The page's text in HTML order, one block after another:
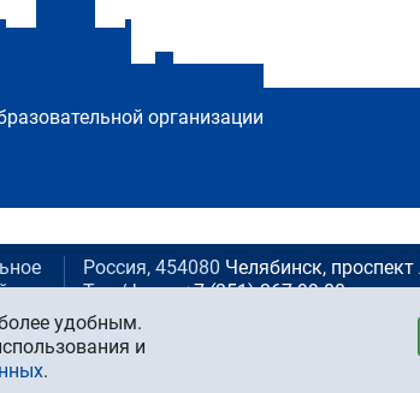
организации
Россия, 454080 Челябинск,
Тел./факс:+7 (351) 267-99-00
E-mail:
Управление маркетинга, брендинга
удобным.
и
.